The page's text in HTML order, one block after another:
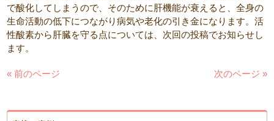
で酸化してしまうので、そのために肝機能が衰えると、全身の
生命活動の低下につながり病気や老化の引き金になります。活
性酸素から肝臓を守る点については、次回の投稿でお知らせし
ます。
« 前のページ 次のページ »